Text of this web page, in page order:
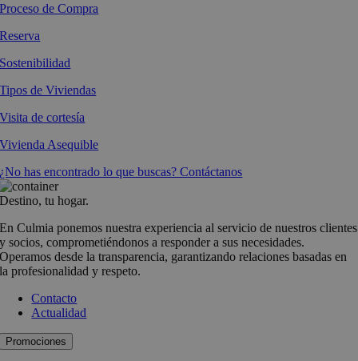
Proceso de Compra
Reserva
Sostenibilidad
Tipos de Viviendas
Visita de cortesía
Vivienda Asequible
¿No has encontrado lo que buscas? Contáctanos
Destino, tu hogar.
En Culmia ponemos nuestra experiencia al servicio de nuestros clientes
y socios, comprometiéndonos a responder a sus necesidades.
Operamos desde la transparencia, garantizando relaciones basadas en
la profesionalidad y respeto.
Contacto
Actualidad
Promociones